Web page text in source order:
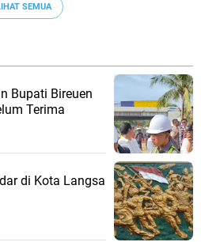
SEMUA
Bupati Bireuen
Terima
di Kota Langsa